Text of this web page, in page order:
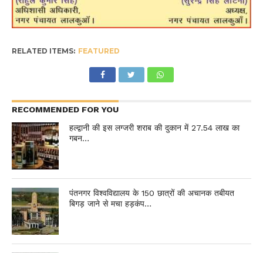
RELATED ITEMS: FEATURED
RECOMMENDED FOR YOU
हल्द्वानी की इस लग्जरी शराब की दुकान में 27.54 लाख का
गबन…
पंतनगर विश्वविद्यालय के 150 छात्रों की अचानक तबीयत
बिगड़ जाने से मचा हड़कंप…